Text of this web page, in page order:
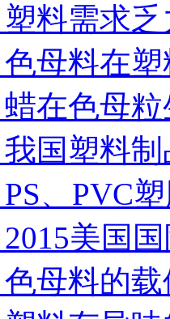
塑料需求
色母料在
蜡在色母
我国塑料
PS、PVC
2015美国
色母料的